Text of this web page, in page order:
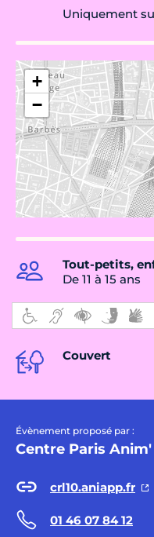
Uniquement
+
−
Tout-petits,
De 11 à 15 ans
Couvert
Évènement proposé par :
Centre Paris Anim'
crl10.aniapp.fr
01 46 07 84 12